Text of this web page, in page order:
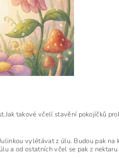
Jak takové včelí stavění pokojíčků
vylétávat z úlu. Budou pak na
a od ostatních včel se pak z